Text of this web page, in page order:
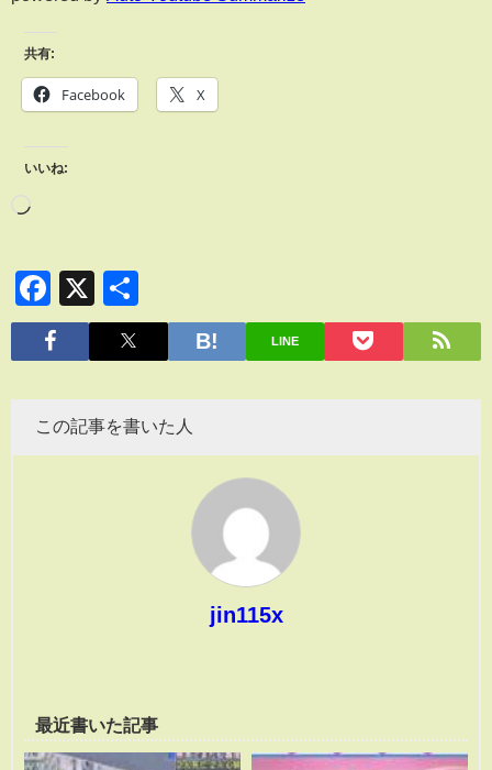
共有:
Facebook X
いいね:
Facebook
X
有
LINE
この記事を書いた人
jin115x
最近書いた記事